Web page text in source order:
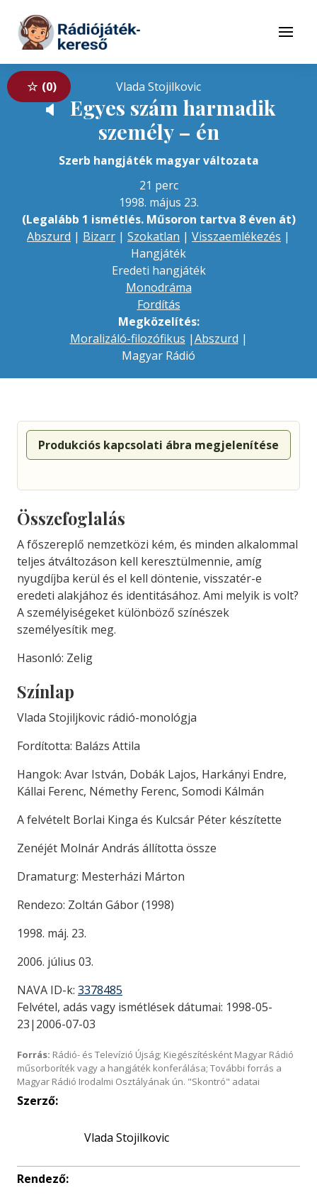
Tovább a tartalomhoz
Menü
0 Vlada Stojilkovic
🔈 Egyes szám harmadik
személy – én
Szerb hangjáték magyar változata
21 perc
1998. május 23.
(Legalább 1 ismétlés. Műsoron tartva 8 éven át)
Abszurd | Bizarr | Szokatlan | Visszaemlékezés |
Hangjáték
Eredeti hangjáték
Monodráma
Fordítás
Megközelítés:
Moralizáló-filozófikus |Abszurd |
Magyar Rádió
Produkciós kapcsolati ábra megjelenítése
Összefoglalás
A főszereplő nemzetközi kém, és minden alkalommal
teljes átváltozáson kell keresztülmennie, amíg
nyugdíjba kerül és el kell döntenie, visszatér-e
eredeti alakjához és identitásához. Ami melyik is volt?
A személyiségeket különböző színészek
személyesítik meg.
Hasonló: Zelig
Színlap
Vlada Stojiljkovic rádió-monológja
Fordította: Balázs Attila
Hangok: Avar István, Dobák Lajos, Harkányi Endre,
Kállai Ferenc, Némethy Ferenc, Somodi Kálmán
A felvételt Borlai Kinga és Kulcsár Péter készítette
Zenéjét Molnár András állította össze
Dramaturg: Mesterházi Márton
Rendezo: Zoltán Gábor (1998)
1998. máj. 23.
2006. július 03.
NAVA ID-k: 3378485
Felvétel, adás vagy ismétlések dátumai: 1998-05-
23|2006-07-03
Forrás: Rádió- és Televízió Újság; Kiegészítésként Magyar Rádió
műsorboríték vagy a hangjáték konferálása; További forrás a
Magyar Rádió Irodalmi Osztályának ún. "Skontró" adatai
Szerző:
Vlada Stojilkovic
Rendező: